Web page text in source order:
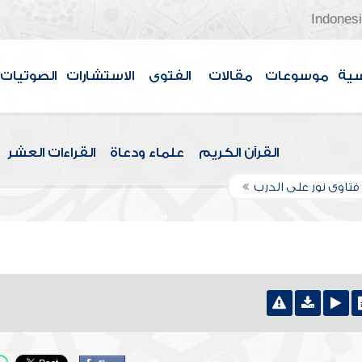
موسوعات مقالات الفتوى الاستشارات الصوتيات
القرآن الكريم علماء ودعاة القراءات العشر
نور على الدرب